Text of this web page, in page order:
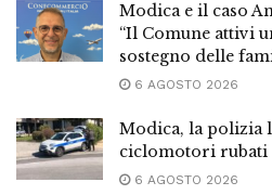
Modica e il caso
“Il Comune attivi
sostegno delle
6 AGOSTO 2026
Modica, la polizia
ciclomotori rubati
6 AGOSTO 2026